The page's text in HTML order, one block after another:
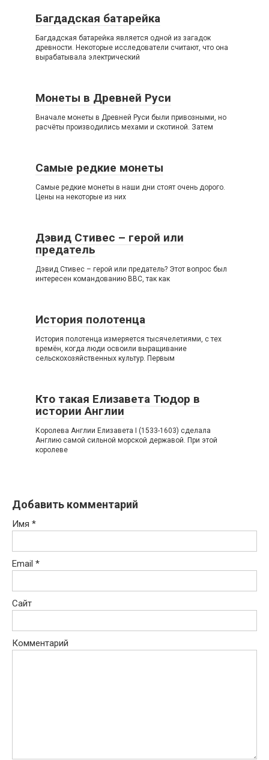
Багдадская батарейка
Багдадская батарейка является одной из загадок
древности. Некоторые исследователи считают, что она
вырабатывала электрический
Монеты в Древней Руси
Вначале монеты в Древней Руси были привозными, но
расчёты производились мехами и скотиной. Затем
Самые редкие монеты
Самые редкие монеты в наши дни стоят очень дорого.
Цены на некоторые из них
Дэвид Стивес – герой или
предатель
Дэвид Стивес – герой или предатель? Этот вопрос был
интересен командованию ВВС, так как
История полотенца
История полотенца измеряется тысячелетиями, с тех
времён, когда люди освоили выращивание
сельскохозяйственных культур. Первым
Кто такая Елизавета Тюдор в
истории Англии
Королева Англии Елизавета I (1533-1603) сделала
Англию самой сильной морской державой. При этой
королеве
Добавить комментарий
Имя *
Email *
Сайт
Комментарий